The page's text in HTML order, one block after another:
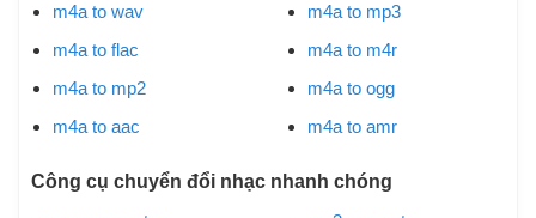
m4a to wav
m4a to flac
m4a to mp2
m4a to aac
m4a to mp3
m4a to m4r
m4a to ogg
m4a to amr
Công cụ chuyển đổi nhạc nhanh chóng